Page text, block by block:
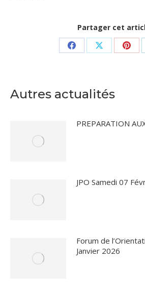
Partager cet
PartagerPartager
Autres actualités
PREPARATION
JPO Samedi 07
Forum de
Janvier 2026